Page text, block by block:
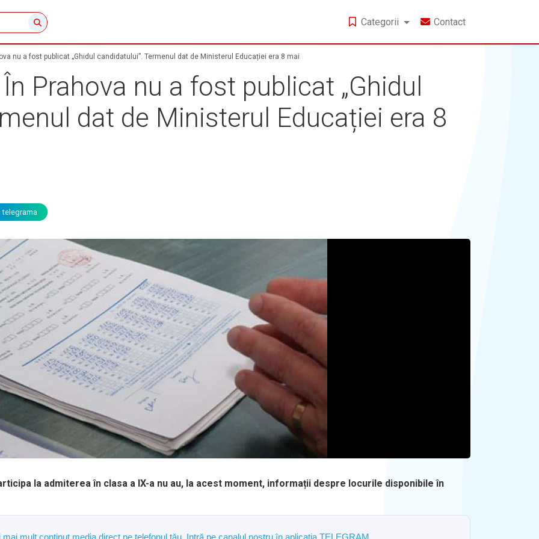
Categorii Contact
nu a fost publicat „Ghidul candidatului”. Termenul dat de Ministerul Educației era 8 mai
Prahova nu a fost publicat „Ghidul
dat de Ministerul Educației era 8
telegrama
la admiterea în clasa a IX-a nu au, la acest moment, informații despre locurile disponibile în
mult conținut media direct pe telefonul tău. Intră pe canalul nostru în aplicația TELEGRAM